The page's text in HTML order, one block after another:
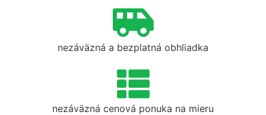
nezáväzná a bezplatná obhliadka
nezáväzná cenová ponuka na mieru